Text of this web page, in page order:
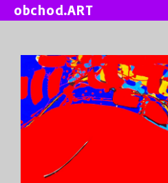
Přeskočit
na
obchod.ART